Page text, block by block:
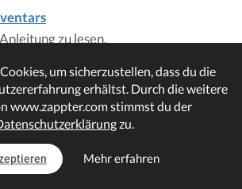
zu lesen.
um sicherzustellen, dass du die
erhältst. Durch die weitere
www.zappter.com stimmst du der
zu.
Mehr erfahren